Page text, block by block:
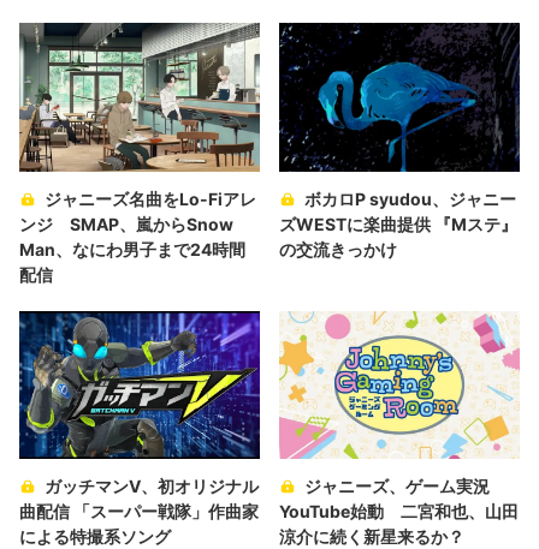
ジャニーズ名曲をLo-Fiアレ
ンジ SMAP、嵐からSnow
Man、なにわ男子まで24時間
配信
ボカロP syudou、ジャニー
ズWESTに楽曲提供 『Mステ』
の交流きっかけ
ガッチマンV、初オリジナル
曲配信 「スーパー戦隊」作曲家
による特撮系ソング
ジャニーズ、ゲーム実況
YouTube始動 二宮和也、山田
涼介に続く新星来るか？